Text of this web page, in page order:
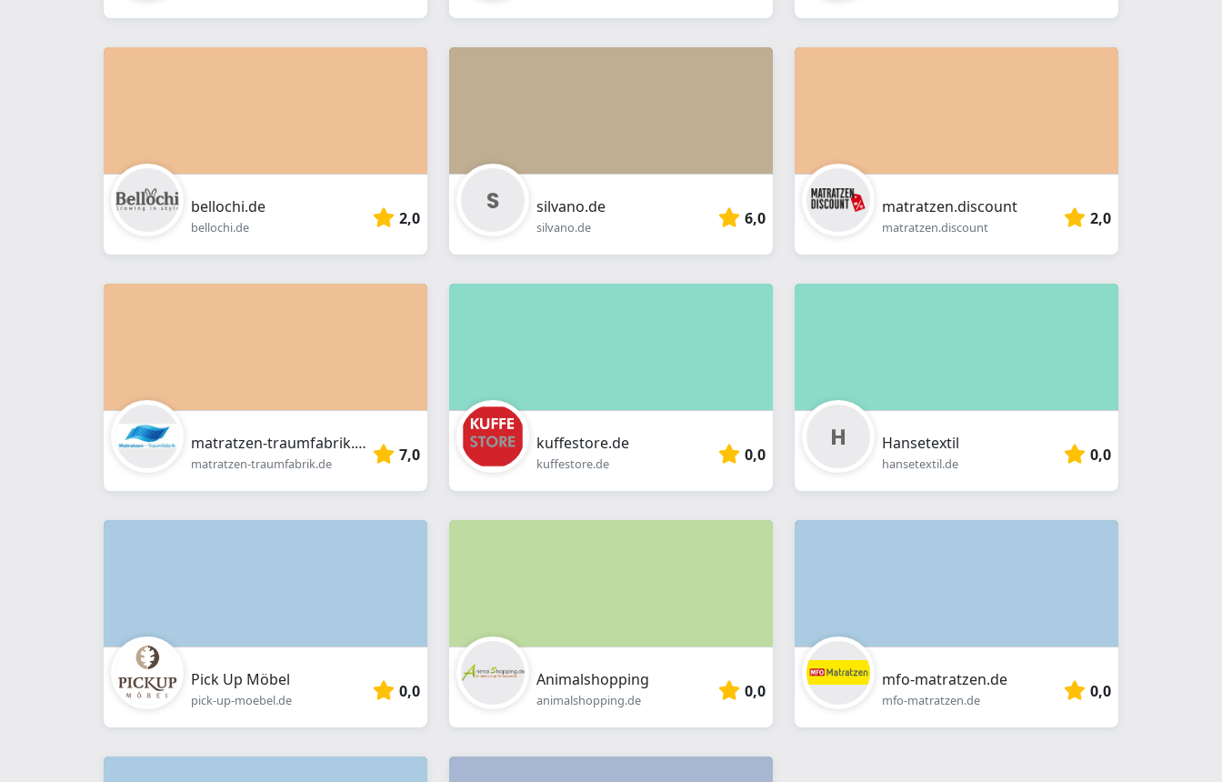
bellochi.de
bellochi.de 2,0
silvano.de
silvano.de 6,0
matratzen.discount
matratzen.discount 2,0
matratzen-traumfabrik.de
matratzen-traumfabrik.de 7,0
kuffestore.de
kuffestore.de 0,0
Hansetextil
hansetextil.de 0,0
Pick Up Möbel
pick-up-moebel.de 0,0
Animalshopping
animalshopping.de 0,0
mfo-matratzen.de
mfo-matratzen.de 0,0